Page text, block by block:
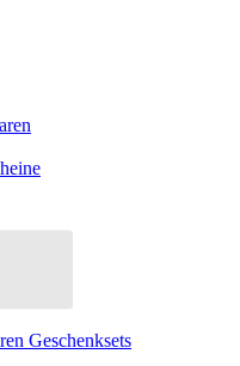
Geschenksets